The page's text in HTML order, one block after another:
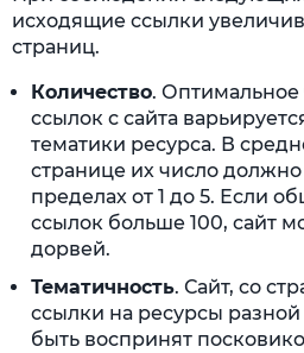
исходящие ссылки
страниц.
Количество.
ссылок с сайта
тематики ресурса. В
странице их число должно
пределах от 1 до 5. Если
ссылок больше 100, сайт
дорвей.
Тематичность. Сайт, со
ссылки на ресурсы
быть воспринят